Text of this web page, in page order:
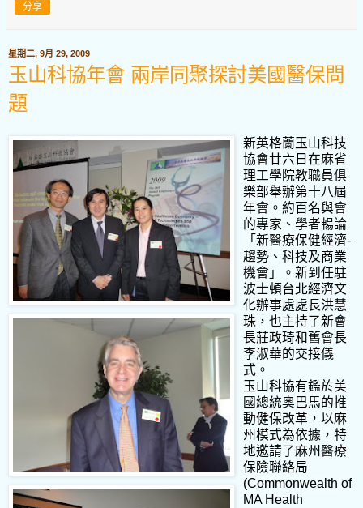
分享
星期二, 9月 29, 2009
玉山科協年會 兩岸同聚探討美國醫保問
題
新英格蘭玉山科技
協會廿六日在麻省
理工學院教職員俱
樂部舉辦第十八屆
年會。約百名與會
的專家、學者暢論
「新醫療保健經濟-
趨勢、科技及商業
機會」。新到任駐
波士頓台北經濟文
化辦事處處長洪慧
珠，也主持了新會
長莊政琦和舊會長
李淑華的交接儀
式。
玉山科協有鑑於美
國總統奧巴馬的推
動健保改革，以麻
州模式為依據，特
地邀請了麻州醫療
保險聯絡局
(Commonwealth of
MA Health